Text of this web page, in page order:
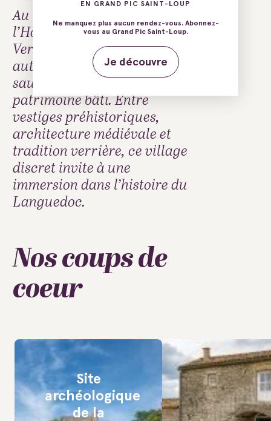
Au cœur du Causse de
l’Hortus, Ferrières-les-
Verreries séduit par son
authenticité, ses paysages
sauvages et son riche
patrimoine bâti. Entre
vestiges préhistoriques,
architecture médiévale et
tradition verrière, ce village
discret invite à une
immersion dans l’histoire du
Languedoc.
Nos coups de
coeur
Site
archéologique
de la
EN GRAND PIC SAINT-LOUP
Ne manquez plus aucun rendez-vous. Abonnez-
vous au Grand Pic Saint-Loup.
Je découvre